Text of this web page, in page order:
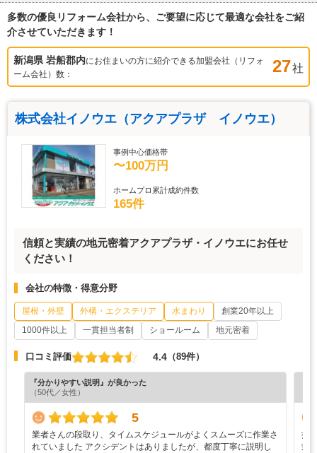
多数の優良リフォーム会社から、ご要望に応じて最適な会社をご紹
介させていただきます！
新潟県 岩船郡内にお住まいの方に紹介できる加盟会社（リフォ
ーム会社）数：
27社
株式会社イノウエ（アクアプラザ イノウエ）
事例中心価格帯
〜100万円
ホームプロ累計成約件数
165件
信頼と実績の地元密着アクアプラザ・イノウエにお任せ
ください！
会社の特徴・得意分野
屋根・外壁 外構・エクステリア 水まわり
創業20年以上
1000件以上
一貫担当者制 ショールーム 地元密着
口コミ評価 4.4 （89件）
『分かりやすい説明』が良かった
（50代／女性）
5
業者さんの段取り、タイムスケジュールがよくスムーズに作業さ
れていました アクシデントはありましたが、都度丁寧に説明し
打
栄